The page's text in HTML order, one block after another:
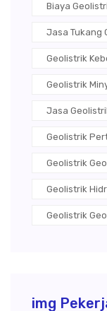
Biaya
Jasa Tukang
Geolistrik
Geolistrik
Jasa
Geolistrik
Geolistrik
Geolistrik
Geolistrik
img